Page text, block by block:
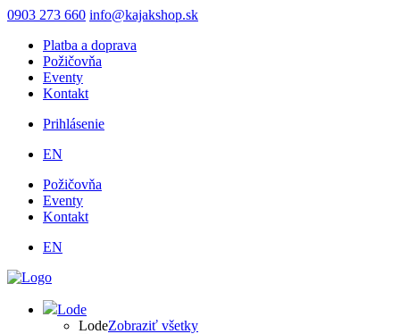
Skočiť
hlavný
obsah
0903 273 660 info@kajakshop.sk
Platba a doprava
Požičovňa
Eventy
Kontakt
Používateľské
Prihlásenie
EN
Požičovňa
Eventy
Kontakt
EN
Lode
LodeZobraziť všetky